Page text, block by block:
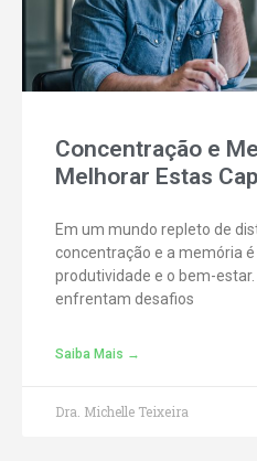
Concentração e
Melhorar Estas
Em um mundo repleto de
concentração e a memória
produtividade e o bem-
enfrentam desafios
Saiba Mais →
Dra. Michelle Teixeira